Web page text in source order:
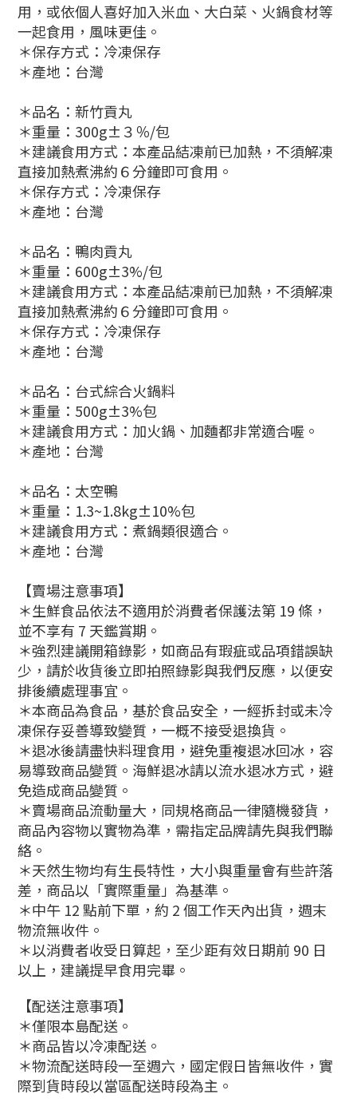
用，或依個人喜好加入米血、大白菜、火鍋食材等
一起食用，風味更佳。
＊保存方式：冷凍保存
＊產地：台灣
＊品名：新竹貢丸
＊重量：300g±３％/包
＊建議食用方式：本產品結凍前已加熱，不須解凍
直接加熱煮沸約６分鐘即可食用。
＊保存方式：冷凍保存
＊產地：台灣
＊品名：鴨肉貢丸
＊重量：600g±3%/包
＊建議食用方式：本產品結凍前已加熱，不須解凍
直接加熱煮沸約６分鐘即可食用。
＊保存方式：冷凍保存
＊產地：台灣
＊品名：台式綜合火鍋料
＊重量：500g±3%包
＊建議食用方式：加火鍋、加麵都非常適合喔。
＊產地：台灣
＊品名：太空鴨
＊重量：1.3~1.8kg±10%包
＊建議食用方式：煮鍋類很適合。
＊產地：台灣
【賣場注意事項】
＊生鮮食品依法不適用於消費者保護法第 19 條，
並不享有 7 天鑑賞期。
＊強烈建議開箱錄影，如商品有瑕疵或品項錯誤缺
少，請於收貨後立即拍照錄影與我們反應，以便安
排後續處理事宜。
＊本商品為食品，基於食品安全，一經拆封或未冷
凍保存妥善導致變質，一概不接受退換貨。
＊退冰後請盡快料理食用，避免重複退冰回冰，容
易導致商品變質。海鮮退冰請以流水退冰方式，避
免造成商品變質。
＊賣場商品流動量大，同規格商品一律隨機發貨，
商品內容物以實物為準，需指定品牌請先與我們聯
絡。
＊天然生物均有生長特性，大小與重量會有些許落
差，商品以「實際重量」為基準。
＊中午 12 點前下單，約 2 個工作天內出貨，週末
物流無收件。
＊以消費者收受日算起，至少距有效日期前 90 日
以上，建議提早食用完畢。
【配送注意事項】
＊僅限本島配送。
＊商品皆以冷凍配送。
＊物流配送時段一至週六，國定假日皆無收件，實
際到貨時段以當區配送時段為主。